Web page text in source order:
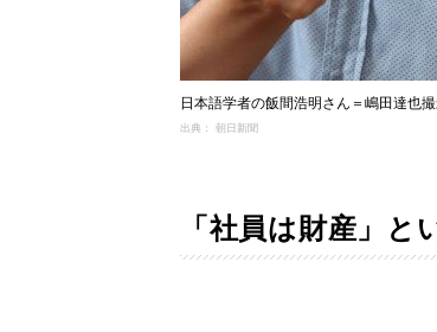
日本語学者の飯間浩明さん＝嶋田達也
出典： 朝日新聞
「社員は財産」と